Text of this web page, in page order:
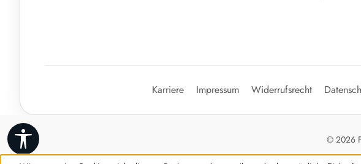
Karriere Impressum Widerrufsrecht
© 2026
Werkzeugleiste anzeigen